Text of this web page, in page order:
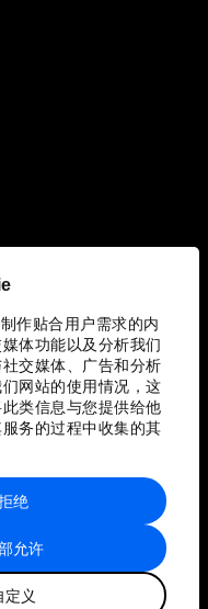
作贴合用户需求的内
体功能以及分析我们
交媒体、广告和分析
网站的使用情况，这
类信息与您提供给他
务的过程中收集的其
允许
定义
绝
论坛